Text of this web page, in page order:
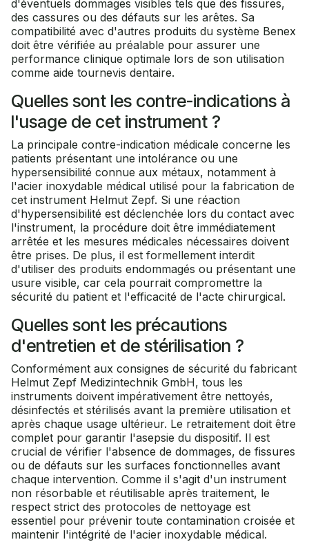
d'éventuels dommages visibles tels que des fissures,
des cassures ou des défauts sur les arêtes. Sa
compatibilité avec d'autres produits du système Benex
doit être vérifiée au préalable pour assurer une
performance clinique optimale lors de son utilisation
comme aide tournevis dentaire.
Quelles sont les contre-indications à
l'usage de cet instrument ?
La principale contre-indication médicale concerne les
patients présentant une intolérance ou une
hypersensibilité connue aux métaux, notamment à
l'acier inoxydable médical utilisé pour la fabrication de
cet instrument Helmut Zepf. Si une réaction
d'hypersensibilité est déclenchée lors du contact avec
l'instrument, la procédure doit être immédiatement
arrêtée et les mesures médicales nécessaires doivent
être prises. De plus, il est formellement interdit
d'utiliser des produits endommagés ou présentant une
usure visible, car cela pourrait compromettre la
sécurité du patient et l'efficacité de l'acte chirurgical.
Quelles sont les précautions
d'entretien et de stérilisation ?
Conformément aux consignes de sécurité du fabricant
Helmut Zepf Medizintechnik GmbH, tous les
instruments doivent impérativement être nettoyés,
désinfectés et stérilisés avant la première utilisation et
après chaque usage ultérieur. Le retraitement doit être
complet pour garantir l'asepsie du dispositif. Il est
crucial de vérifier l'absence de dommages, de fissures
ou de défauts sur les surfaces fonctionnelles avant
chaque intervention. Comme il s'agit d'un instrument
non résorbable et réutilisable après traitement, le
respect strict des protocoles de nettoyage est
essentiel pour prévenir toute contamination croisée et
maintenir l'intégrité de l'acier inoxydable médical.